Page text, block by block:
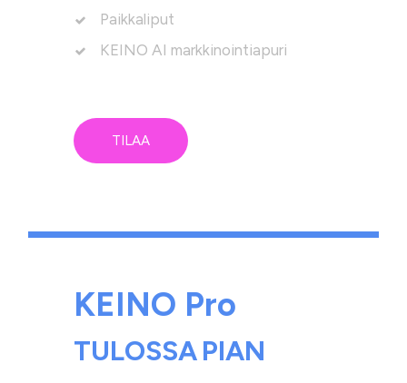
Paikkaliput
KEINO AI markkinointiapuri
TILAA
KEINO Pro
PIAN
TULOSSA